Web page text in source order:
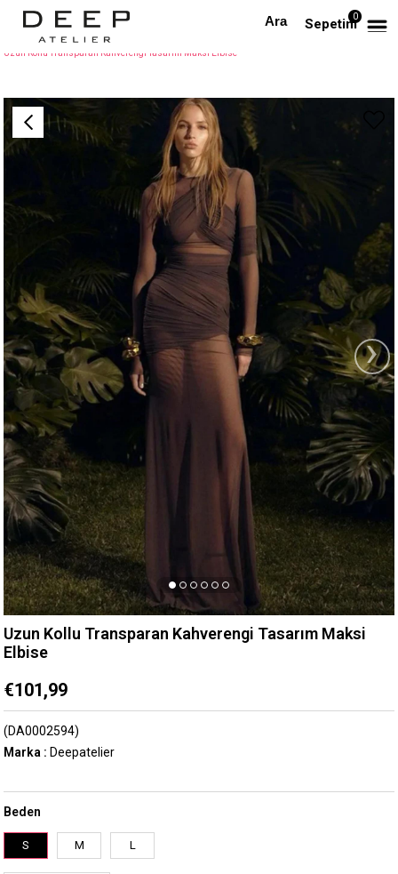
Sepetim0
Anasayfa TÜM ELBİSELER
Uzun Kollu Transparan Kahverengi Tasarım Maksi Elbise
›
Uzun Kollu Transparan Kahverengi Tasarım Maksi
Elbise
€101,99
(DA0002594)
Marka : Deepatelier
Beden
S M L